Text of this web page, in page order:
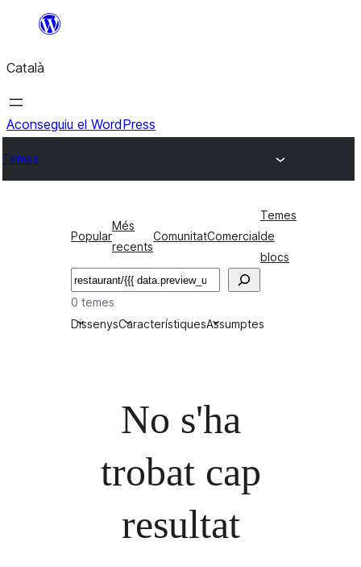
contingut
Català
Aconseguiu el WordPress
Temes
Popular
Més
recents
ComunitatComercial
Temes
de
blocs
Cerca
0 temes
DissenysCaracterístiquesAssumptes
No s'ha
trobat cap
resultat